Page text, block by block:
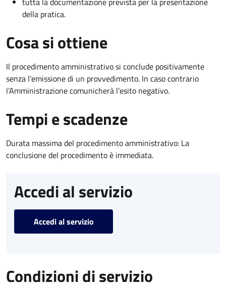
della pratica.
Cosa si ottiene
Il procedimento amministrativo si conclude positivamente
senza l’emissione di un provvedimento. In caso contrario
l’Amministrazione comunicherà l’esito negativo.
Tempi e scadenze
Durata massima del procedimento amministrativo: La
conclusione del procedimento è immediata.
Accedi al servizio
Accedi al servizio
Condizioni di servizio